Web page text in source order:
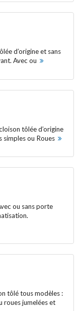
d’origine et sans
Avec ou
tôlée d’origine
simples ou Roues
ou sans porte
tôlé tous modèles :
roues jumelées et